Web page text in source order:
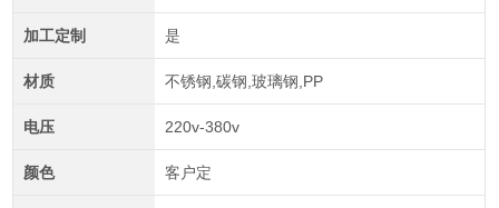
加工定制 是
材质 不锈钢,碳钢,玻璃钢,PP
电压 220v-380v
颜色 客户定